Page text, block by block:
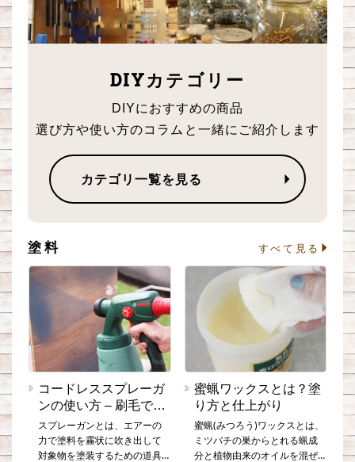
DIYカテゴリー
DIYにおすすめの商品
選び方や使い方のコラムと一緒にご紹介します
カテゴリ一覧を見る
塗料 すべて見る
コードレススプレーガ
ンの使い方 – 刷毛でも
ローラでもない新しい
DIYアイテム！
スプレーガンとは、エアーの
力で塗料を霧状に吹き出して
対象物を塗装するための道具
蜜蝋ワックスとは？塗
り方と仕上がり
蜜蝋(みつろう)ワックスとは、
ミツバチの巣からとれる蝋成
分と植物由来のオイルを混ぜ